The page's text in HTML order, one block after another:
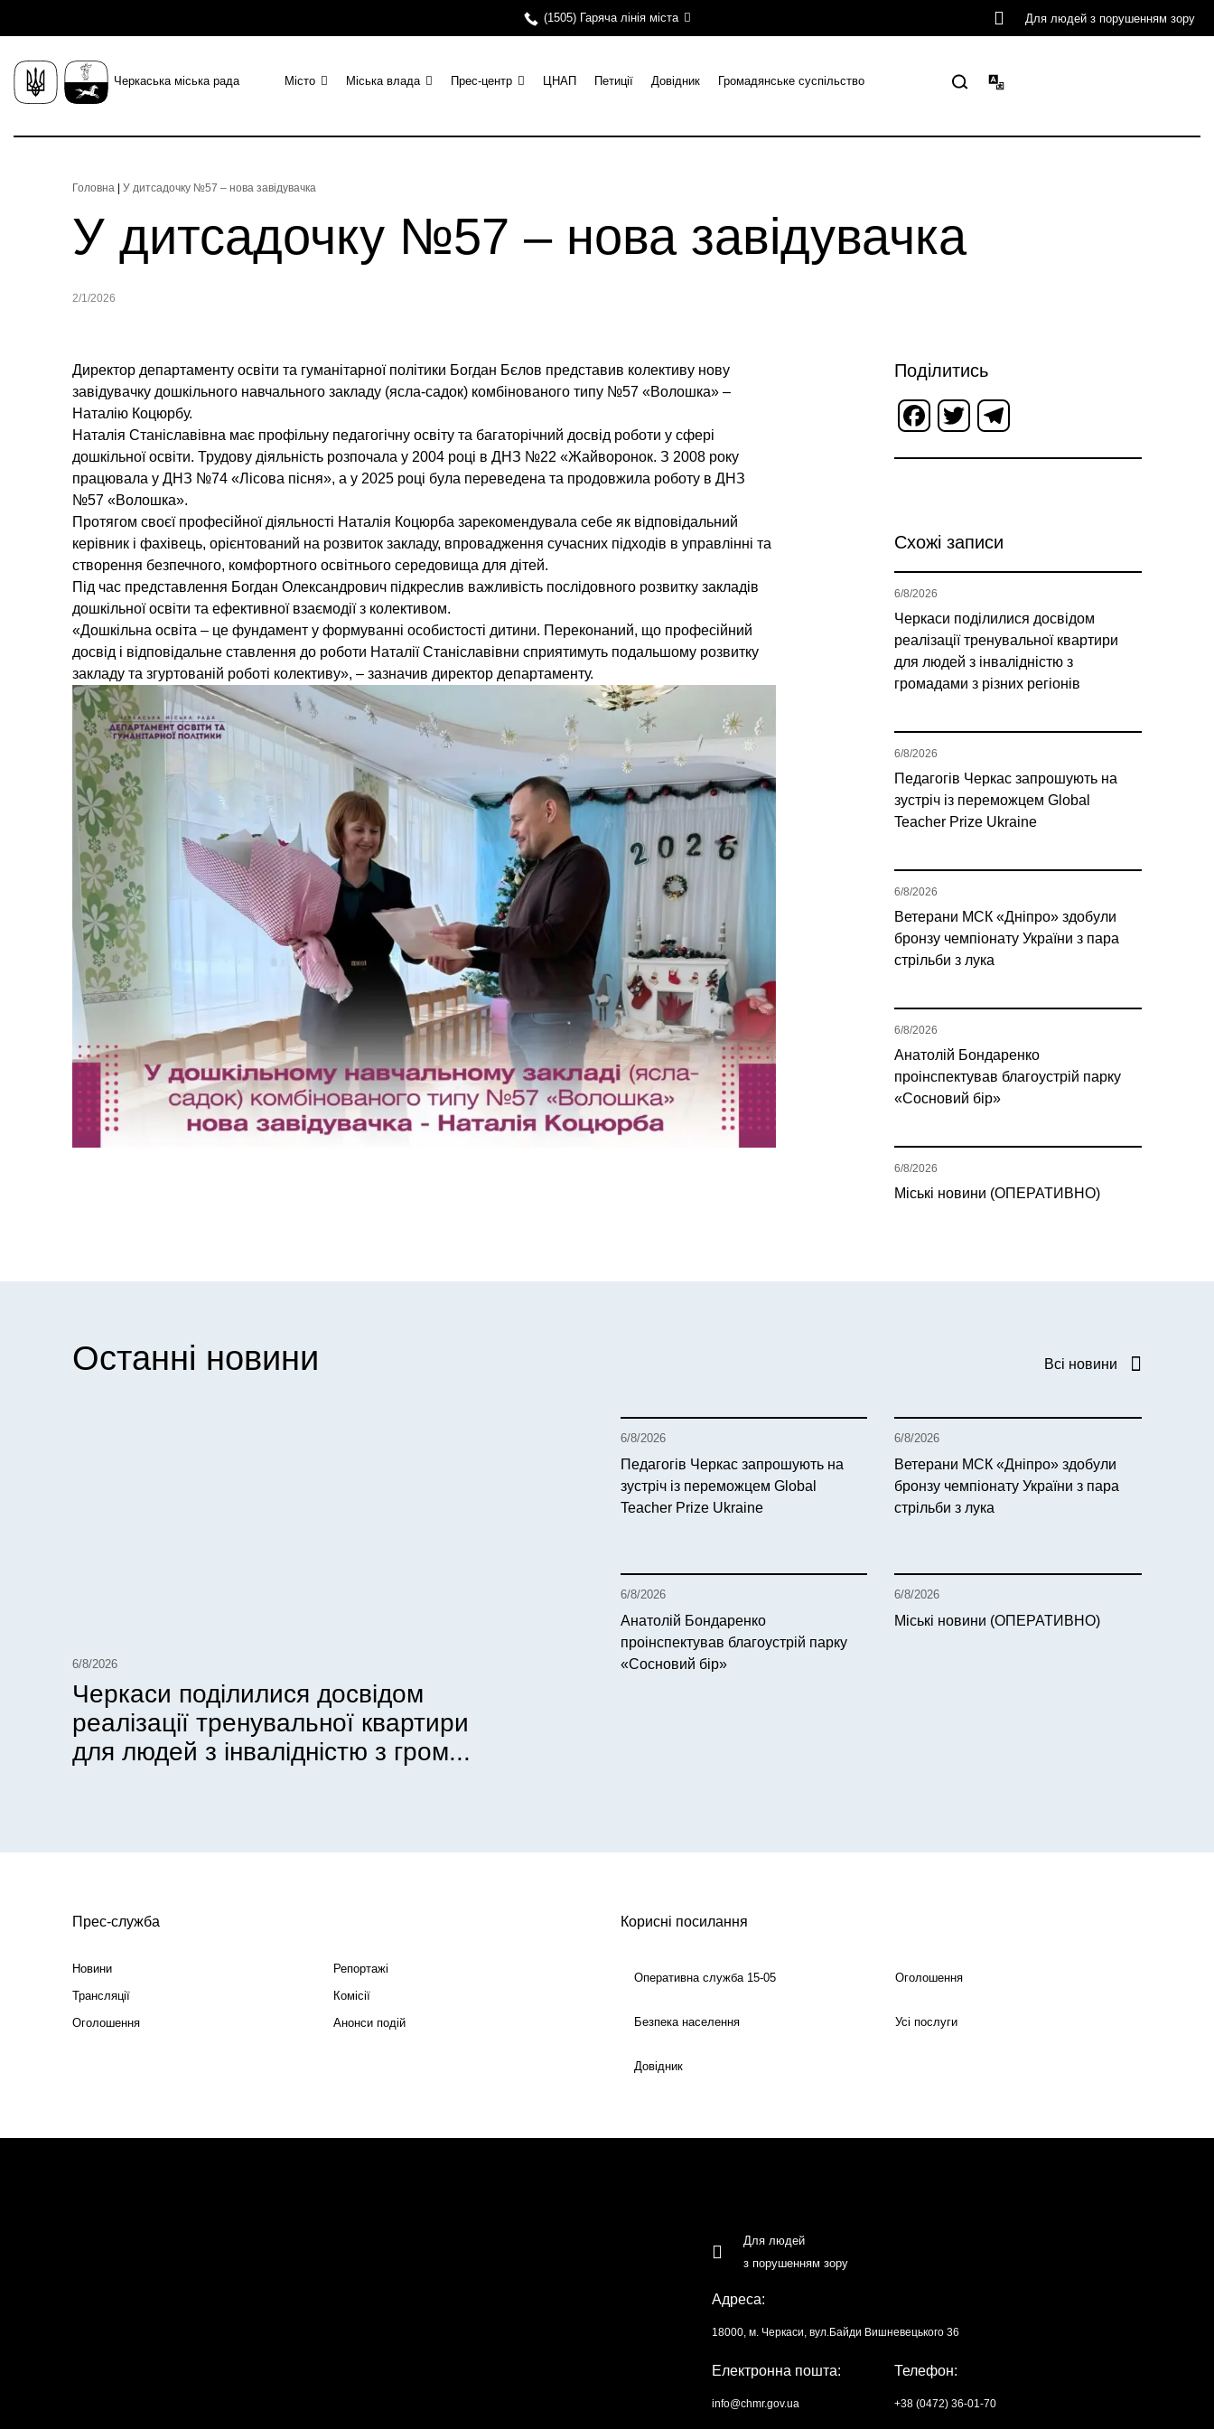
(1505) Гаряча лінія міста Для людей з порушенням зору
Черкаська міська рада Місто Міська влада Прес-центр ЦНАП Петиції Довідник Громадянське суспільство
Головна У дитсадочку №57 – нова завідувачка
У дитсадочку №57 – нова завідувачка
2/1/2026
Директор департаменту освіти та гуманітарної політики Богдан Бєлов представив колективу нову
завідувачку дошкільного навчального закладу (ясла-садок) комбінованого типу №57 «Волошка» –
Наталію Коцюрбу.
Наталія Станіславівна має профільну педагогічну освіту та багаторічний досвід роботи у сфері
дошкільної освіти. Трудову діяльність розпочала у 2004 році в ДНЗ №22 «Жайворонок. З 2008 року
працювала у ДНЗ №74 «Лісова пісня», а у 2025 році була переведена та продовжила роботу в ДНЗ
№57 «Волошка».
Протягом своєї професійної діяльності Наталія Коцюрба зарекомендувала себе як відповідальний
керівник і фахівець, орієнтований на розвиток закладу, впровадження сучасних підходів в управлінні та
створення безпечного, комфортного освітнього середовища для дітей.
Під час представлення Богдан Олександрович підкреслив важливість послідовного розвитку закладів
дошкільної освіти та ефективної взаємодії з колективом.
«Дошкільна освіта – це фундамент у формуванні особистості дитини. Переконаний, що професійний
досвід і відповідальне ставлення до роботи Наталії Станіславівни сприятимуть подальшому розвитку
закладу та згуртованій роботі колективу», – зазначив директор департаменту.
Поділитись
Facebook
Twitter
Схожі записи
Черкаси поділилися досвідом
реалізації тренувальної квартири
для людей з інвалідністю з
громадами з різних регіонів
6/8/2026
Педагогів Черкас запрошують на
зустріч із переможцем Global
Teacher Prize Ukraine
6/8/2026
Ветерани МСК «Дніпро» здобули
бронзу чемпіонату України з пара
стрільби з лука
6/8/2026
Анатолій Бондаренко
проінспектував благоустрій парку
«Сосновий бір»
6/8/2026
Міські новини (ОПЕРАТИВНО)
6/8/2026
Останні новини Всі новини
6/8/2026
Черкаси поділилися досвідом
реалізації тренувальної квартири
для людей з інвалідністю з гром...
6/8/2026
Педагогів Черкас запрошують на
зустріч із переможцем Global
Teacher Prize Ukraine
6/8/2026
Ветерани МСК «Дніпро» здобули
бронзу чемпіонату України з пара
стрільби з лука
6/8/2026
Анатолій Бондаренко
проінспектував благоустрій парку
«Сосновий бір»
6/8/2026
Міські новини (ОПЕРАТИВНО)
Прес-служба
Новини
Репортажі
Трансляції
Комісії
Оголошення
Анонси подій
Корисні посилання
Оперативна служба 15-05 Оголошення
Безпека населення Усі послуги
Довідник
Для людей
з порушенням зору
Адреса:
18000, м. Черкаси, вул.Байди Вишневецького 36
Електронна пошта:
info@chmr.gov.ua
Телефон:
+38 (0472) 36-01-70